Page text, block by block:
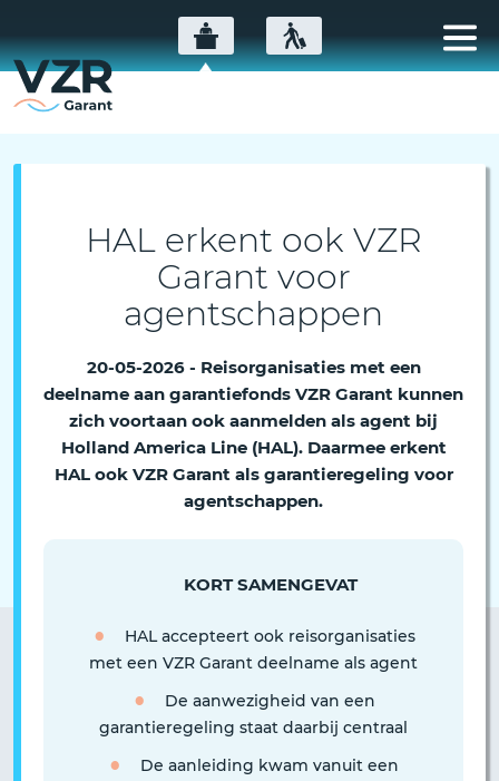
HAL erkent ook VZR
Garant voor
agentschappen
20-05-2026 - Reisorganisaties met een
deelname aan garantiefonds VZR Garant kunnen
zich voortaan ook aanmelden als agent bij
Holland America Line (HAL). Daarmee erkent
HAL ook VZR Garant als garantieregeling voor
agentschappen.
KORT SAMENGEVAT
HAL accepteert ook reisorganisaties
met een VZR Garant deelname als agent
De aanwezigheid van een
garantieregeling staat daarbij centraal
De aanleiding kwam vanuit een